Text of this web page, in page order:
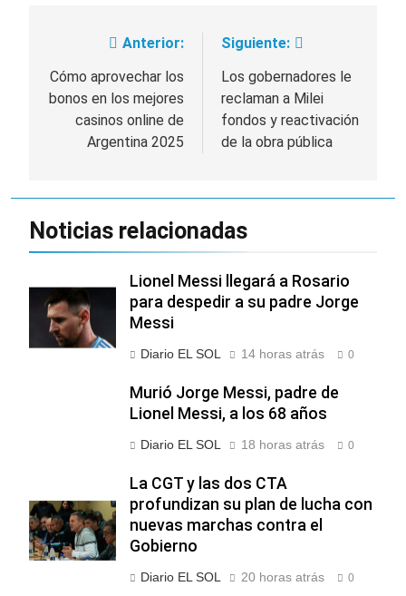
Navegación
de
entradas
Anterior:
Cómo aprovechar los
bonos en los mejores
casinos online de
Argentina 2025
Siguiente:
Los gobernadores le
reclaman a Milei
fondos y reactivación
de la obra pública
Noticias relacionadas
Lionel Messi llegará a Rosario
para despedir a su padre Jorge
Messi
Diario EL SOL 14 horas atrás 0
Murió Jorge Messi, padre de
Lionel Messi, a los 68 años
Diario EL SOL 18 horas atrás 0
La CGT y las dos CTA
profundizan su plan de lucha con
nuevas marchas contra el
Gobierno
Diario EL SOL 20 horas atrás 0